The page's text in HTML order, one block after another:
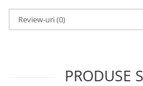
Review-uri(0)
PRODUSE